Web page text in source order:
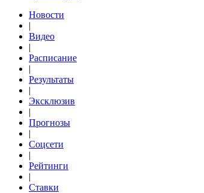
Новости
|
Видео
|
Расписание
|
Результаты
|
Эксклюзив
|
Прогнозы
|
Соцсети
|
Рейтинги
|
Ставки